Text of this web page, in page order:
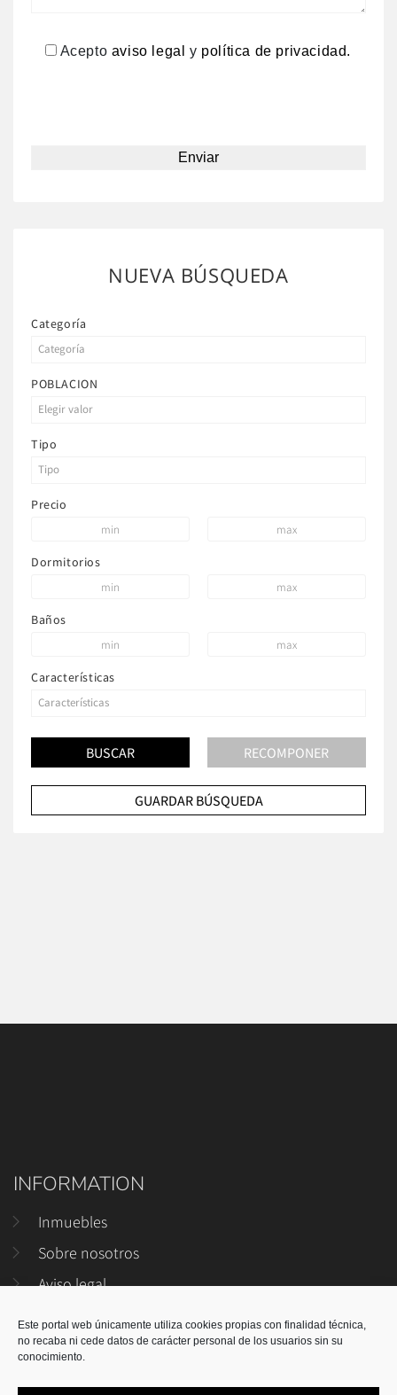
Este portal web únicamente utiliza cookies propias con finalidad técnica,
no recaba ni cede datos de carácter personal de los usuarios sin su
conocimiento.
Acepto aviso legal y política de privacidad.
NUEVA BÚSQUEDA
Categoría
POBLACION
Tipo
Precio
Dormitorios
Baños
Características
INFORMATION
Inmuebles
Sobre nosotros
Aviso legal
Política de privacidad
CONTACTO